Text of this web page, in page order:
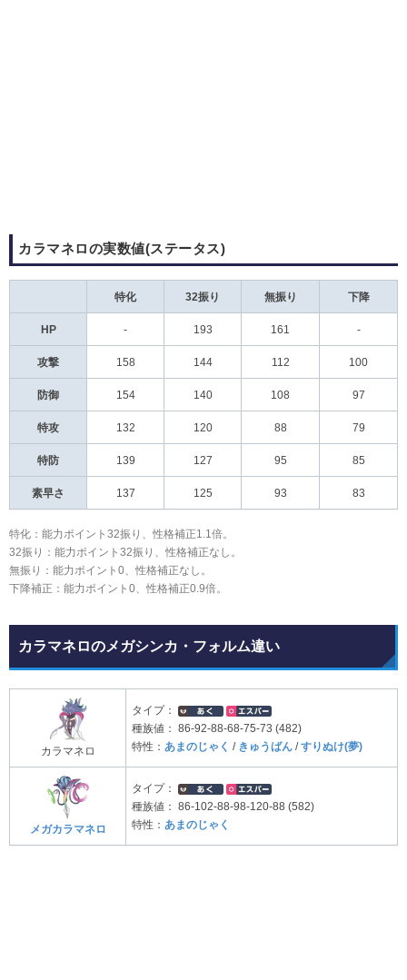
カラマネロの実数値(ステータス)
特化 32振り 無振り 下降
HP - 193 161 -
攻撃 158 144 112 100
防御 154 140 108 97
特攻 132 120 88 79
特防 139 127 95 85
素早さ 137 125 93 83
特化：能力ポイント32振り、性格補正1.1倍。
32振り：能力ポイント32振り、性格補正なし。
無振り：能力ポイント0、性格補正なし。
下降補正：能力ポイント0、性格補正0.9倍。
カラマネロのメガシンカ・フォルム違い
カラマネロ
タイプ：
種族値：
86-92-88-68-75-73 (482)
特性： あまのじゃく / きゅうばん /すりぬけ(夢)
メガカラマネロ
タイプ：
種族値：
86-102-88-98-120-88 (582)
特性： あまのじゃく